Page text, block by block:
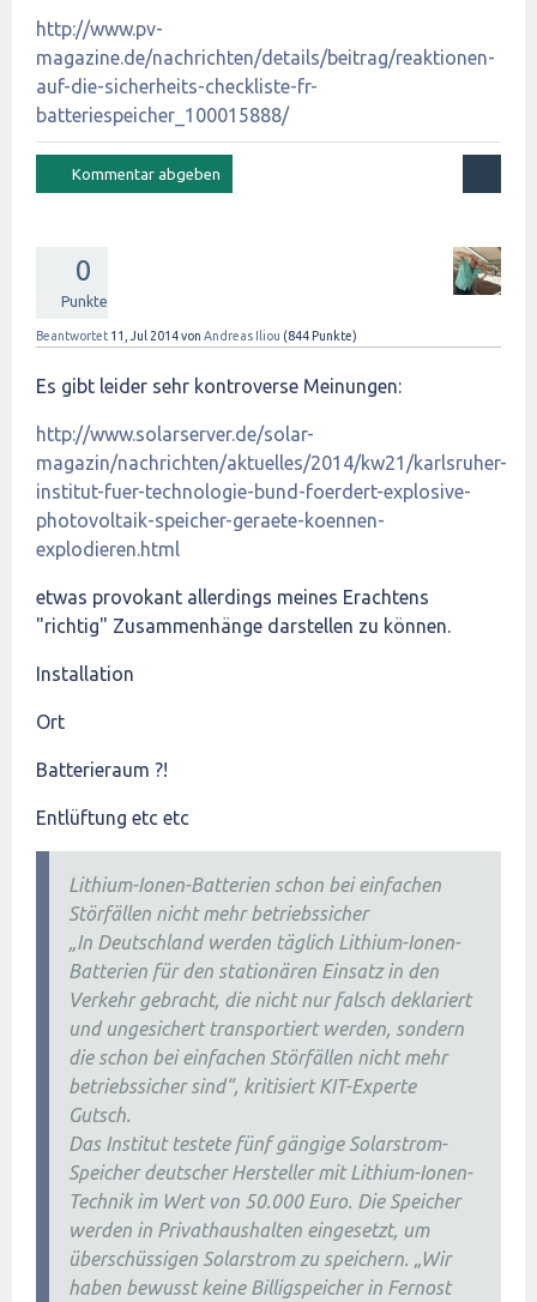
http://www.pv-
magazine.de/nachrichten/details/beitrag/reaktionen-
auf-die-sicherheits-checkliste-fr-
batteriespeicher_100015888/
0
Punkte
Beantwortet 11, Jul 2014von Andreas Iliou (844 Punkte)
Es gibt leider sehr kontroverse Meinungen:
http://www.solarserver.de/solar-
magazin/nachrichten/aktuelles/2014/kw21/karlsruher-
institut-fuer-technologie-bund-foerdert-explosive-
photovoltaik-speicher-geraete-koennen-
explodieren.html
etwas provokant allerdings meines Erachtens
"richtig" Zusammenhänge darstellen zu können.
Installation
Ort
Batterieraum ?!
Entlüftung etc etc
Lithium-Ionen-Batterien schon bei einfachen
Störfällen nicht mehr betriebssicher
„In Deutschland werden täglich Lithium-Ionen-
Batterien für den stationären Einsatz in den
Verkehr gebracht, die nicht nur falsch deklariert
und ungesichert transportiert werden, sondern
die schon bei einfachen Störfällen nicht mehr
betriebssicher sind“, kritisiert KIT-Experte
Gutsch.
Das Institut testete fünf gängige Solarstrom-
Speicher deutscher Hersteller mit Lithium-Ionen-
Technik im Wert von 50.000 Euro. Die Speicher
werden in Privathaushalten eingesetzt, um
überschüssigen Solarstrom zu speichern. „Wir
haben bewusst keine Billigspeicher in Fernost